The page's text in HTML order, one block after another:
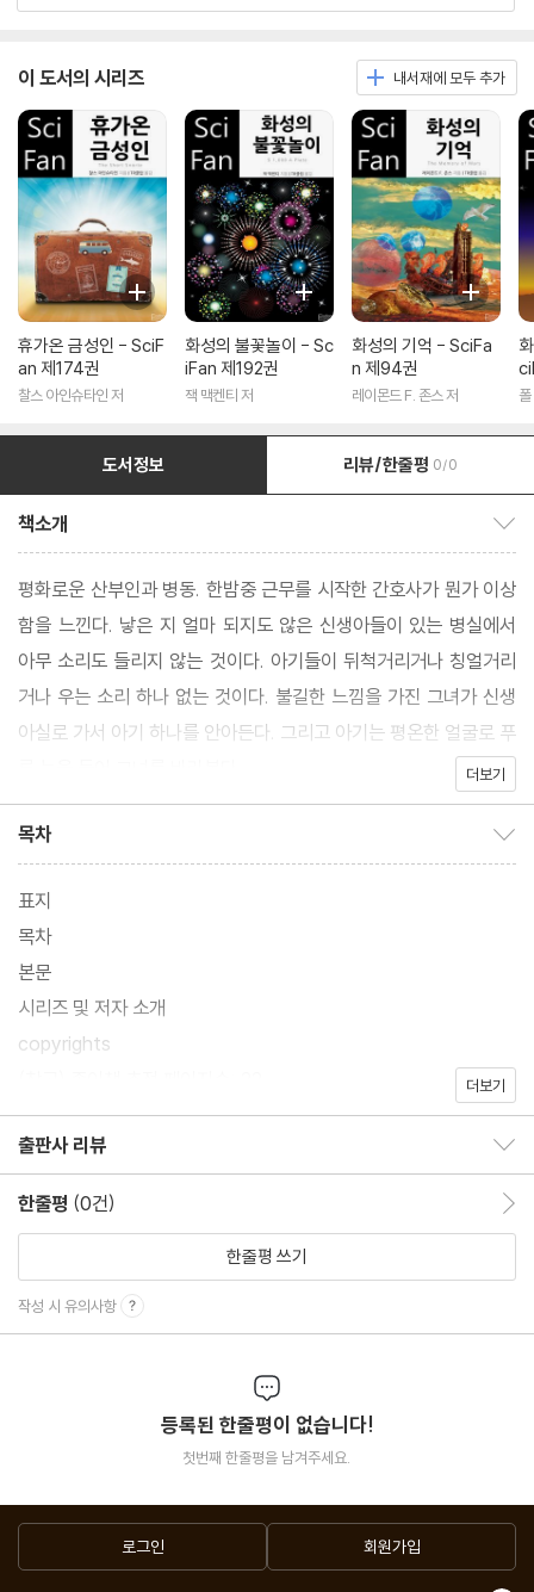
이 도서의 시리즈 내서재에 모두 추가
휴가온 금성인 - SciF
an 제174권
찰스 아인슈타인 저
화성의 불꽃놀이 - Sc
iFan 제192권
잭 맥켄티 저
화성의 기억 - SciFa
n 제94권
레이몬드 F. 존스 저 폴
도서정보 리뷰/한줄평 0/0
책소개
평화로운 산부인과 병동. 한밤중 근무를 시작한 간호사가 뭔가 이상
함을 느낀다. 낳은 지 얼마 되지도 않은 신생아들이 있는 병실에서
아무 소리도 들리지 않는 것이다. 아기들이 뒤척거리거나 칭얼거리
거나 우는 소리 하나 없는 것이다. 불길한 느낌을 가진 그녀가 신생
아실로 가서 아기 하나를 안아든다. 그리고 아기는 평온한 얼굴로 푸
더보기
목차
표지
목차
본문
시리즈 및 저자 소개
copyrights
더보기
출판사 리뷰
한줄평 (0건)
한줄평 쓰기
작성 시 유의사항
등록된 한줄평이 없습니다!
첫번째 한줄평을 남겨주세요.
로그인 회원가입